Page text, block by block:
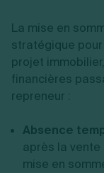
La mise en
stratégique pour
projet
financières
repreneur :
Absence
après la vente
mise en